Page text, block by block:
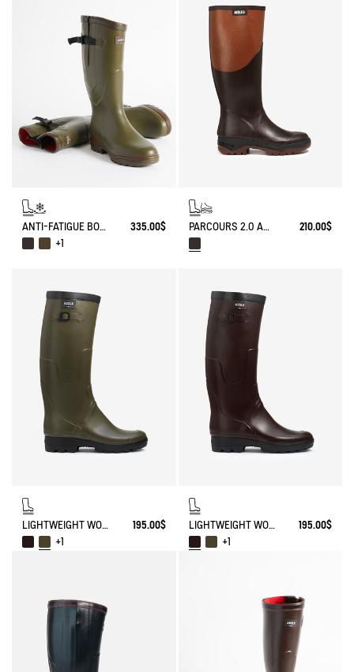
ANTI-FATIGUE BOOT PARCOURS 2.0 ADJUSTABLE NEOPRENE-LINED
335.00$
+1
PARCOURS 2.0 ANTI-FATIGUE BOOT 210.00$
LIGHTWEIGHT WORK BOOT BENYL
195.00$
+1
LIGHTWEIGHT WORK BOOT BENYL
195.00$
+1